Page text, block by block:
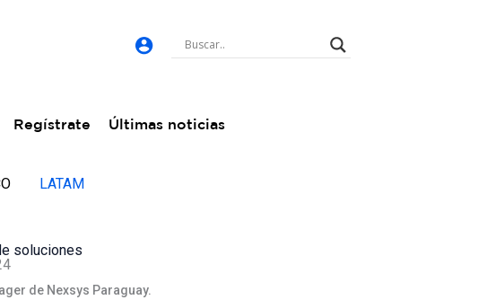
Regístrate Últimas noticias
LATAM
soluciones
de Nexsys Paraguay.